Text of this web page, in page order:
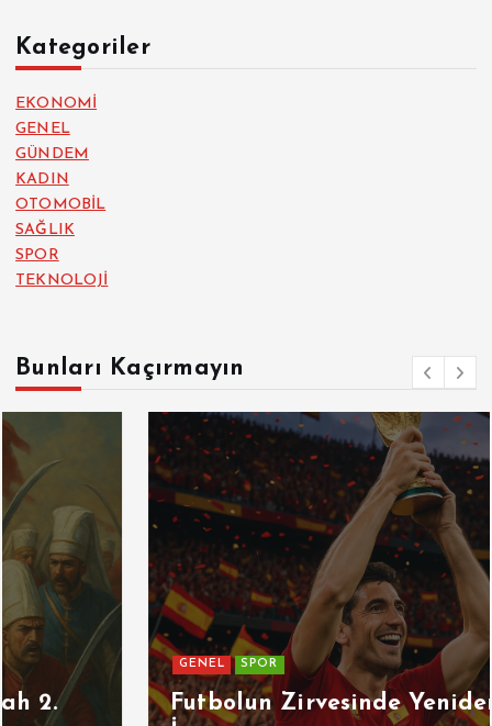
Kategoriler
EKONOMİ
GENEL
GÜNDEM
KADIN
OTOMOBİL
SAĞLIK
SPOR
TEKNOLOJİ
Bunları Kaçırmayın
GENEL
Futbolun Zirvesinde Yeniden